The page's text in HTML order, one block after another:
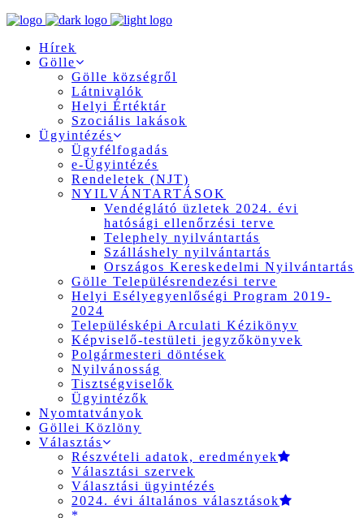
Hírek
Gölle
Gölle községről
Látnivalók
Helyi Értéktár
Szociális lakások
Ügyintézés
Ügyfélfogadás
e-Ügyintézés
Rendeletek (NJT)
NYILVÁNTARTÁSOK
Vendéglátó üzletek 2024. évi
hatósági ellenőrzési terve
Telephely nyilvántartás
Szálláshely nyilvántartás
Országos Kereskedelmi Nyilvántartás
Gölle Településrendezési terve
Helyi Esélyegyenlőségi Program 2019-
2024
Településképi Arculati Kézikönyv
Képviselő-testületi jegyzőkönyvek
Polgármesteri döntések
Nyilvánosság
Tisztségviselők
Ügyintézők
Nyomtatványok
Göllei Közlöny
Választás
Részvételi adatok, eredmények
Választási szervek
Választási ügyintézés
2024. évi általános választások
*